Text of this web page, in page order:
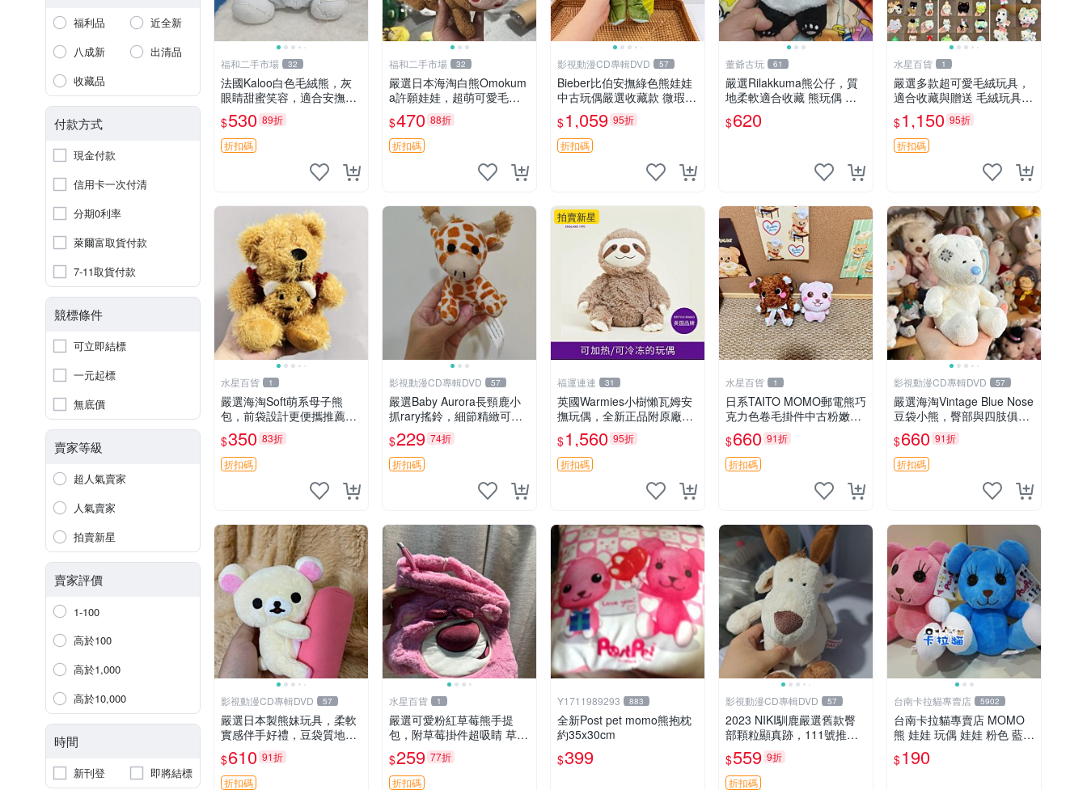
福利品
近全新
八成新
出清品
收藏品
付款方式
現金付款
信用卡一次付清
分期0利率
萊爾富取貨付款
7-11取貨付款
競標條件
可立即結標
一元起標
無底價
賣家等級
超人氣賣家
人氣賣家
拍賣新星
賣家評價
1-100
高於100
高於1,000
高於10,000
時間
新刊登 即將結標
福和二手市場 32
法國Kaloo白色毛絨熊，灰
眼睛甜蜜笑容，適合安撫逗
趣可愛，柔軟面料手感佳。
14 白色安撫熊 毛絨玩具 寶
寶逗樂具
$530 89折
折扣碼
福和二手市場 32
嚴選日本海淘白熊Omokum
a許願娃娃，超萌可愛毛絨
公仔推薦收藏 白熊 Omoku
ma 毛絨玩具 偽裝娃娃 玩具
擺飾
$470 88折
折扣碼
影視動漫CD專輯DVD 57
Bieber比伯安撫綠色熊娃娃
中古玩偶嚴選收藏款 微瑕輕
度使用 Bieber綠熊娃娃 中
古玩偶 微瑕
$1,059 95折
折扣碼
董爺古玩 61
嚴選Rilakkuma熊公仔，質
地柔軟適合收藏 熊玩偶 柔
軟 公仔 收藏
$620
水星百貨 1
嚴選多款超可愛毛絨玩具，
適合收藏與贈送 毛絨玩具、
抱枕、公仔
$1,150 95折
折扣碼
水星百貨 1
嚴選海淘Soft萌系母子熊
包，前袋設計更便攜推薦收
藏 母子熊 軟綿綿 包包
$350 83折
折扣碼
影視動漫CD專輯DVD 57
嚴選Baby Aurora長頸鹿小
抓rary搖鈴，細節精緻可聆
聽清脆鈴音 軟萌可愛 定制
紀念 金屬搖鈴 新手媽咪推
薦 長頸鹿 抓rary 搖鈴
$229 74折
折扣碼
拍賣新星
福運連連 31
英國Warmies小樹懶瓦姆安
撫玩偶，全新正品附原廠吊
牌與防塵袋，內藏薰衣草可
加熱，適合各個年齡層，冷
暖兩用享受抱抱樂趣，不容
錯過嚴選好物 溫暖 冷感
$1,560 95折
折扣碼
水星百貨 1
日系TAITO MOMO郵電熊巧
克力色卷毛掛件中古粉嫩玩
偶微瑕推薦 postpet momo
郵電熊 中古玩偶
$660 91折
折扣碼
影視動漫CD專輯DVD 57
嚴選海淘Vintage Blue Nose
豆袋小熊，臀部與四肢俱
全，坐高11公分，附原盒與
吊牌收藏。藍鼻子小熊，值
得擁有 玩具 憶熊
$660 91折
折扣碼
影視動漫CD專輯DVD 57
嚴選日本製熊妹玩具，柔軟
實感伴手好禮，豆袋質地手
感佳，抱枕小熊 recom 推薦
白色豆袋 玩具
$610 91折
折扣碼
水星百貨 1
嚴選可愛粉紅草莓熊手提
包，附草莓掛件超吸睛 草莓
熊手提包 草莓掛件 可愛port
unese
$259 77折
折扣碼
Y1711989293 883
全新Post pet momo熊抱枕
約35x30cm
$399
影視動漫CD專輯DVD 57
2023 NIKI馴鹿嚴選舊款臀
部顆粒顯真跡，111號推薦
珍藏品 馴鹿 舊款 尾巴顆粒
$559 9折
折扣碼
台南卡拉貓專賣店 5902
台南卡拉貓專賣店 MOMO
熊 娃娃 玩偶 娃娃 粉色 藍色
2色分售
$190